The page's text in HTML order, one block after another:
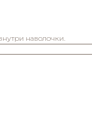
наволочки.